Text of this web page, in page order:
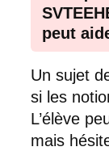
peut
Un sujet
si les
L’élève
mais